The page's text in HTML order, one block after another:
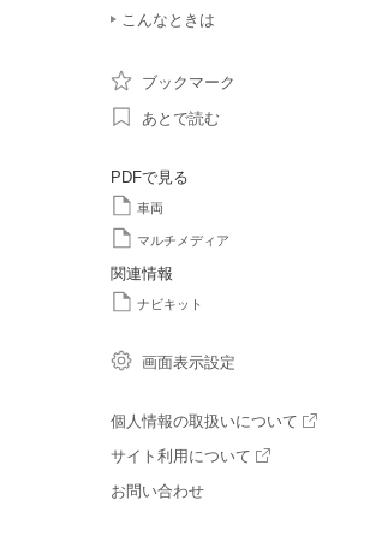
こんなときは
ブックマーク
あとで読む
PDFで見る
車両
マルチメディア
関連情報
ナビキット
画面表示設定
個人情報の取扱いについて
サイト利用について
お問い合わせ